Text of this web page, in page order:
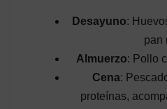
Desayuno:
pan
Almuerzo: Pollo
Cena:
proteínas,